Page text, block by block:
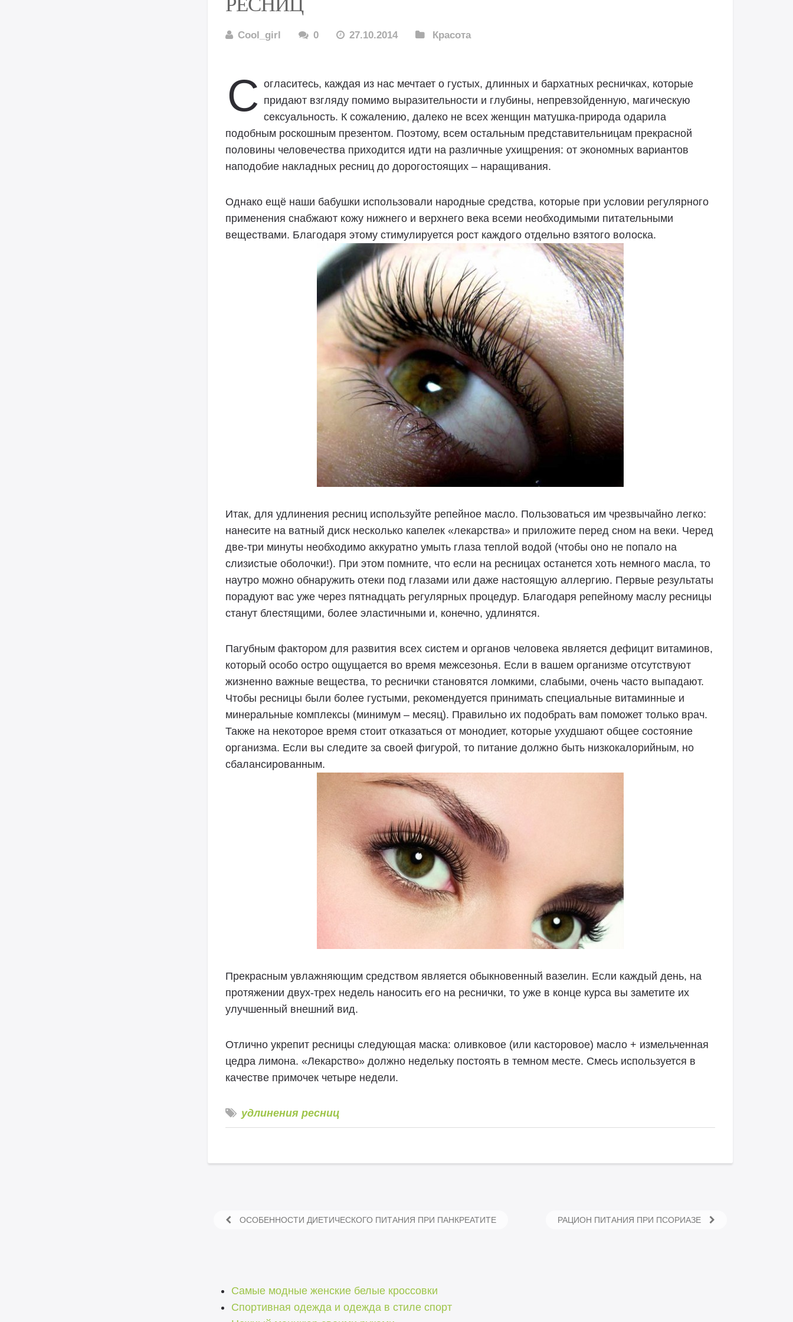
Cool_girl 0 27.10.2014 Красота
С огласитесь, каждая из нас мечтает о густых, длинных и бархатных ресничках, которые
придают взгляду помимо выразительности и глубины, непревзойденную, магическую
сексуальность. К сожалению, далеко не всех женщин матушка-природа одарила
подобным роскошным презентом. Поэтому, всем остальным представительницам прекрасной
половины человечества приходится идти на различные ухищрения: от экономных вариантов
наподобие накладных ресниц до дорогостоящих – наращивания.
Однако ещё наши бабушки использовали народные средства, которые при условии регулярного
применения снабжают кожу нижнего и верхнего века всеми необходимыми питательными
веществами. Благодаря этому стимулируется рост каждого отдельно взятого волоска.
Итак, для удлинения ресниц используйте репейное масло. Пользоваться им чрезвычайно легко:
нанесите на ватный диск несколько капелек «лекарства» и приложите перед сном на веки. Черед
две-три минуты необходимо аккуратно умыть глаза теплой водой (чтобы оно не попало на
слизистые оболочки!). При этом помните, что если на ресницах останется хоть немного масла, то
наутро можно обнаружить отеки под глазами или даже настоящую аллергию. Первые результаты
порадуют вас уже через пятнадцать регулярных процедур. Благодаря репейному маслу ресницы
станут блестящими, более эластичными и, конечно, удлинятся.
Пагубным фактором для развития всех систем и органов человека является дефицит витаминов,
который особо остро ощущается во время межсезонья. Если в вашем организме отсутствуют
жизненно важные вещества, то реснички становятся ломкими, слабыми, очень часто выпадают.
Чтобы ресницы были более густыми, рекомендуется принимать специальные витаминные и
минеральные комплексы (минимум – месяц). Правильно их подобрать вам поможет только врач.
Также на некоторое время стоит отказаться от монодиет, которые ухудшают общее состояние
организма. Если вы следите за своей фигурой, то питание должно быть низкокалорийным, но
сбалансированным.
Прекрасным увлажняющим средством является обыкновенный вазелин. Если каждый день, на
протяжении двух-трех недель наносить его на реснички, то уже в конце курса вы заметите их
улучшенный внешний вид.
Отлично укрепит ресницы следующая маска: оливковое (или касторовое) масло + измельченная
цедра лимона. «Лекарство» должно недельку постоять в темном месте. Смесь используется в
качестве примочек четыре недели.
удлинения ресниц
ОСОБЕННОСТИ ДИЕТИЧЕСКОГО ПИТАНИЯ ПРИ ПАНКРЕАТИТЕ РАЦИОН ПИТАНИЯ ПРИ ПСОРИАЗЕ
Самые модные женские белые кроссовки
Спортивная одежда и одежда в стиле спорт